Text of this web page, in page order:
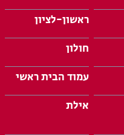
ראשון-לציון
חולון
עמוד הבית ראשי
אילת